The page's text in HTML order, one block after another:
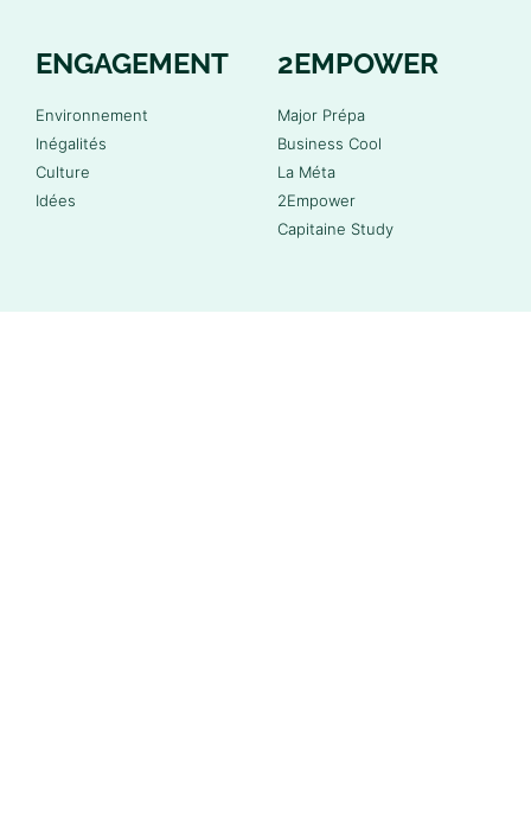
ENGAGEMENT
Environnement
Inégalités
Culture
Idées
2EMPOWER
Major Prépa
Business Cool
La Méta
2Empower
Capitaine Study